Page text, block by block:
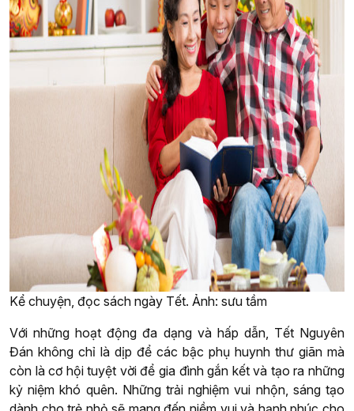
Kể chuyện, đọc sách ngày Tết. Ảnh: sưu tầm
Với những hoạt động đa dạng và hấp dẫn, Tết Nguyên
Đán không chỉ là dịp để các bậc phụ huynh thư giãn mà
còn là cơ hội tuyệt vời để gia đình gắn kết và tạo ra những
kỷ niệm khó quên. Những trải nghiệm vui nhộn, sáng tạo